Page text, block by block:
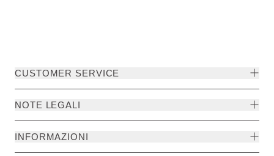
CUSTOMER SERVICE
NOTE LEGALI
INFORMAZIONI